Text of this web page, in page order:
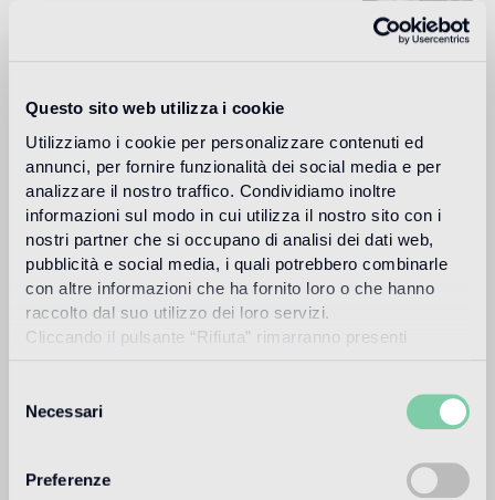
Questo sito web utilizza i cookie
Utilizziamo i cookie per personalizzare contenuti ed
annunci, per fornire funzionalità dei social media e per
analizzare il nostro traffico. Condividiamo inoltre
informazioni sul modo in cui utilizza il nostro sito con i
nostri partner che si occupano di analisi dei dati web,
pubblicità e social media, i quali potrebbero combinarle
con altre informazioni che ha fornito loro o che hanno
raccolto dal suo utilizzo dei loro servizi.
Cliccando il pulsante “Rifiuta” rimarranno presenti
tecnici.
delNecessari
Preferenze
Carlo Dal Bianco, architecte et designer, ouvre son studio à
Lire plus
Utilisation prévue
Sol intérieur
sol à trafic piétonnier intense2
Sol extérieur
Piscine et SPA